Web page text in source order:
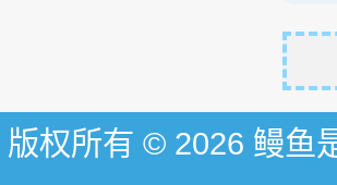
版权所有 © 2026 鳗鱼